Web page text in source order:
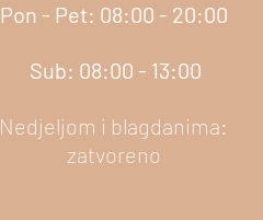
Pon - Pet: 08:00 - 20:00
Sub: 08:00 - 13:00
Nedjeljom i blagdanima:
zatvoreno